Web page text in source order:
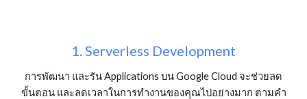
1. Serverless Development
การพัฒนา และรัน Applications บน Google Cloud จะช่วยลด
ขั้นตอน และลดเวลาในการทำงานของคุณไปอย่างมาก ตามคำ